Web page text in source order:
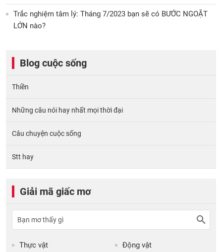
Trắc nghiệm tâm lý: Tháng 7/2023 bạn sẽ có BƯỚC NGOẶT
LỚN nào?
Blog cuộc sống
Thiền
Những câu nói hay nhất mọi thời đại
Câu chuyện cuộc sống
Stt hay
Giải mã giấc mơ
Thực vật Động vật